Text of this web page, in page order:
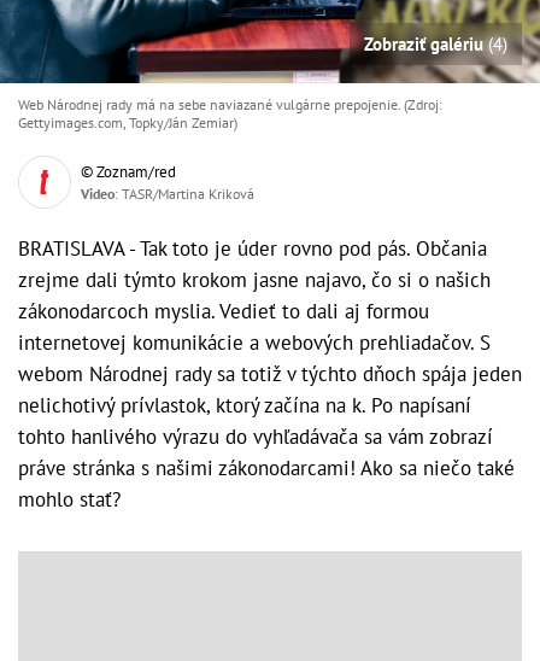
Zobraziť galériu(4)
Web Národnej rady má na sebe naviazané vulgárne prepojenie. (Zdroj:
Gettyimages.com, Topky/Ján Zemiar)
© Zoznam/red
Video: TASR/Martina Kriková
BRATISLAVA - Tak toto je úder rovno pod pás. Občania
zrejme dali týmto krokom jasne najavo, čo si o našich
zákonodarcoch myslia. Vedieť to dali aj formou
internetovej komunikácie a webových prehliadačov. S
webom Národnej rady sa totiž v týchto dňoch spája jeden
nelichotivý prívlastok, ktorý začína na k. Po napísaní
tohto hanlivého výrazu do vyhľadávača sa vám zobrazí
práve stránka s našimi zákonodarcami! Ako sa niečo také
mohlo stať?